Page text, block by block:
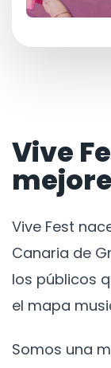
Vive
Vive Fest
Canaria de
los públicos
el mapa
Somos una